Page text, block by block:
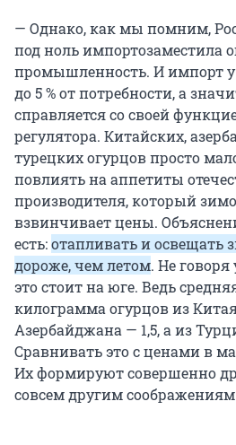
— Однако, как мы помним,
под ноль импортозаместила
промышленность. И импорт у
до 5 % от потребности, а
справляется со своей
регулятора. Китайских,
турецких огурцов просто
повлиять на аппетиты
производителя, который
взвинчивает цены.
есть:отапливать и освещать
дороже, чем летом. Не говоря
это стоит на юге. Ведь
килограмма огурцов из
Азербайджана — 1,5, а из
Сравнивать это с ценами в
Их формируют совершенно
совсем другим